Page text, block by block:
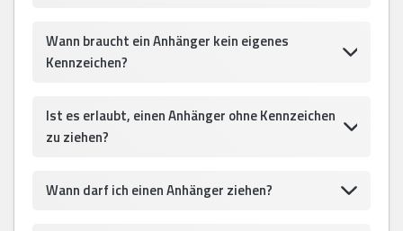
Wann braucht ein Anhänger kein eigenes
Kennzeichen?
Ist es erlaubt, einen Anhänger ohne Kennzeichen
zu ziehen?
Wann darf ich einen Anhänger ziehen?